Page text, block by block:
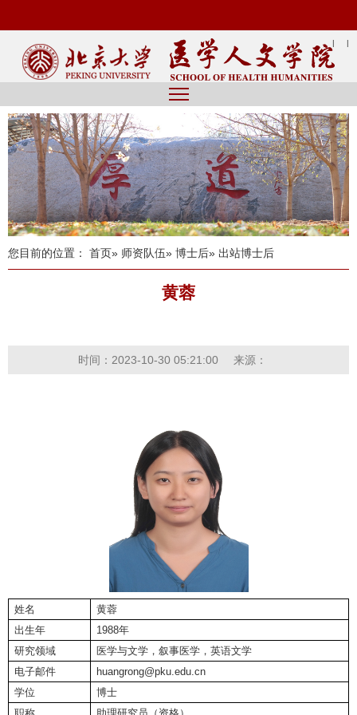
| |
您目前的位置： 首页» 师资队伍» 博士后» 出站博士后
黄蓉
时间：2023-10-30 05:21:00 来源：
姓名
黄蓉
出生年
1988年
研究领域
医学与文学，叙事医学，英语文学
电子邮件
huangrong@pku.edu.cn
学位
博士